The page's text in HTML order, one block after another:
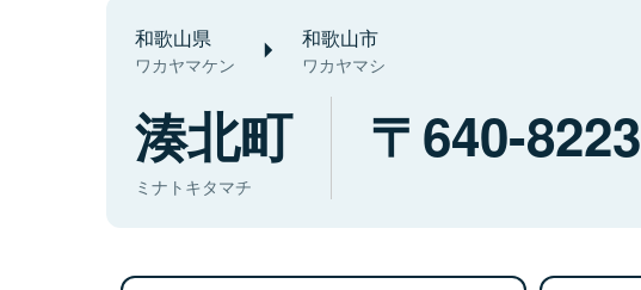
和歌山県
ワカヤマケン
和歌山市
ワカヤマシ
湊北町
ミナトキタマチ
640-8223